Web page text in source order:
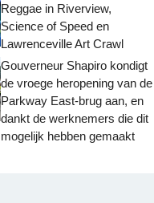
Reggae in Riverview,
Science of Speed ​​en
Lawrenceville Art Crawl
Gouverneur Shapiro kondigt
de vroege heropening van de
Parkway East-brug aan, en
dankt de werknemers die dit
mogelijk hebben gemaakt